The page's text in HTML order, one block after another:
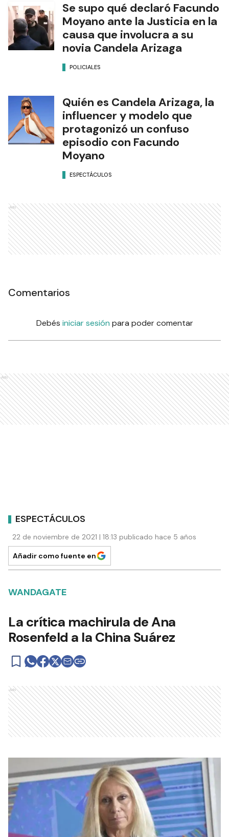
Se supo qué declaró Facundo
Moyano ante la Justicia en la
causa que involucra a su
novia Candela Arizaga
POLICIALES
Quién es Candela Arizaga, la
influencer y modelo que
protagonizó un confuso
episodio con Facundo
Moyano
ESPECTÁCULOS
Ads
Comentarios
Debés iniciar sesión para poder comentar
Ads
ESPECTÁCULOS
22 de noviembre de 2021 | 18:13 publicado hace 5 años
Añadir como fuente en
WANDAGATE
La crítica machirula de Ana
Rosenfeld a la China Suárez
Ads